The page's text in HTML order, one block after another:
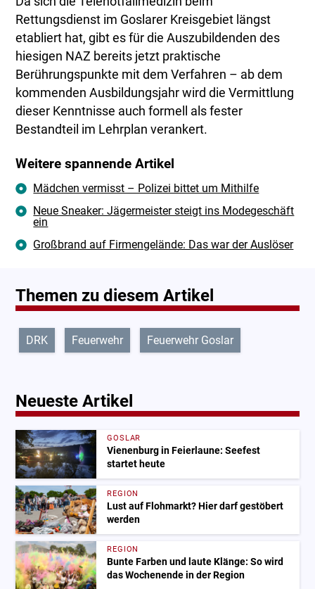
Rettungsdienst im Goslarer Kreisgebiet längst
etabliert hat, gibt es für die Auszubildenden des
hiesigen NAZ bereits jetzt praktische
Berührungspunkte mit dem Verfahren – ab dem
kommenden Ausbildungsjahr wird die Vermittlung
dieser Kenntnisse auch formell als fester
Bestandteil im Lehrplan verankert.
Weitere spannende Artikel
Mädchen vermisst – Polizei bittet um Mithilfe
Neue Sneaker: Jägermeister steigt ins Modegeschäft
ein
Großbrand auf Firmengelände: Das war der Auslöser
Themen zu diesem Artikel
DRK Feuerwehr Feuerwehr Goslar
Neueste Artikel
GOSLAR
Vienenburg in Feierlaune: Seefest
startet heute
REGION
Lust auf Flohmarkt? Hier darf gestöbert
werden
REGION
Bunte Farben und laute Klänge: So wird
das Wochenende in der Region